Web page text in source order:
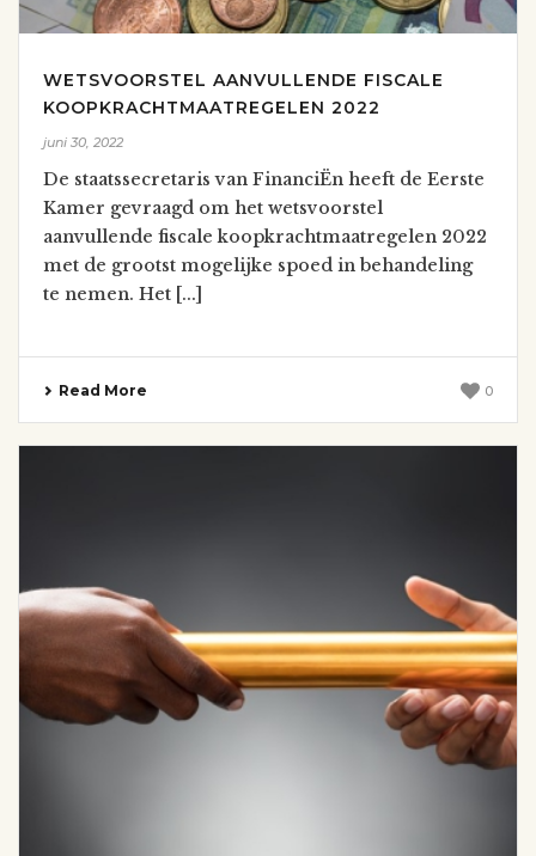
WETSVOORSTEL AANVULLENDE FISCALE
KOOPKRACHTMAATREGELEN 2022
juni 30, 2022
De staatssecretaris van FinanciËn heeft de Eerste
Kamer gevraagd om het wetsvoorstel
aanvullende fiscale koopkrachtmaatregelen 2022
met de grootst mogelijke spoed in behandeling
te nemen. Het [...]
Read More 0